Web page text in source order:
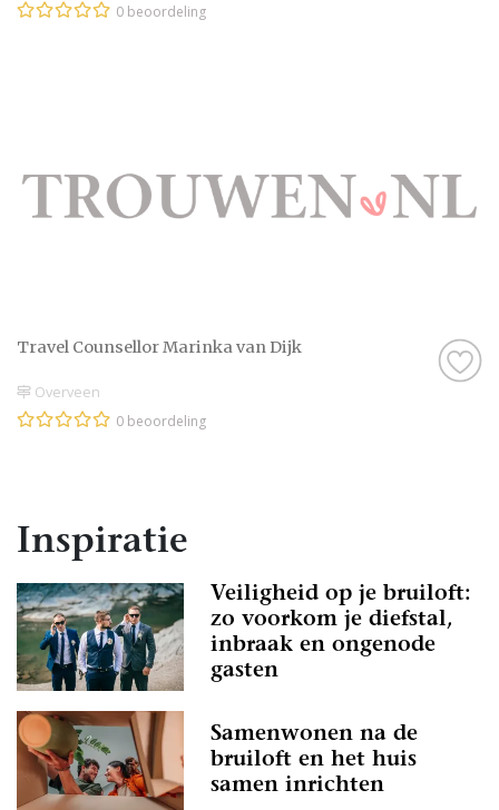
0 beoordeling
Travel Counsellor Marinka van Dijk
Overveen
0 beoordeling
Inspiratie
Veiligheid op je bruiloft:
zo voorkom je diefstal,
inbraak en ongenode
gasten
Samenwonen na de
bruiloft en het huis
samen inrichten